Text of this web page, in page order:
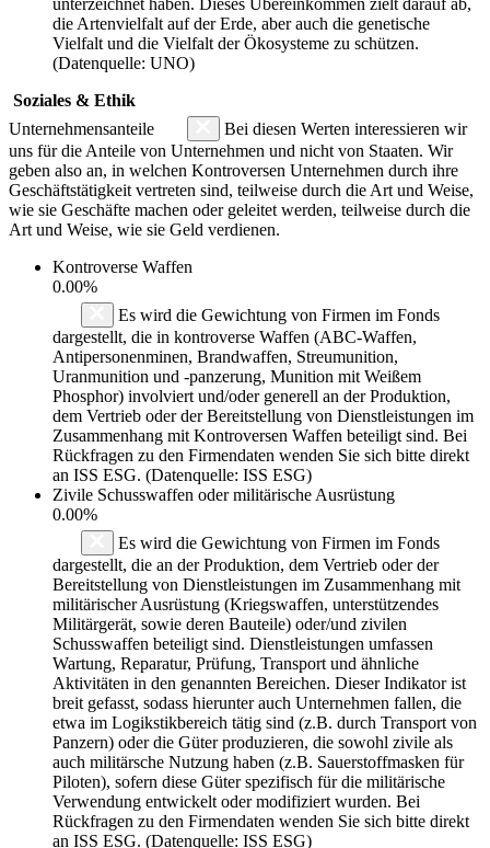
die Artenvielfalt auf der Erde, aber auch die genetische
Vielfalt und die Vielfalt der Ökosysteme zu schützen.
(Datenquelle: UNO)
Soziales & Ethik
Unternehmensanteile
Bei diesen Werten interessieren wir
uns für die Anteile von Unternehmen und nicht von Staaten. Wir
geben also an, in welchen Kontroversen Unternehmen durch ihre
Geschäftstätigkeit vertreten sind, teilweise durch die Art und Weise,
wie sie Geschäfte machen oder geleitet werden, teilweise durch die
Art und Weise, wie sie Geld verdienen.
Kontroverse Waffen
0.00%
Es wird die Gewichtung von Firmen im Fonds
dargestellt, die in kontroverse Waffen (ABC-Waffen,
Antipersonenminen, Brandwaffen, Streumunition,
Uranmunition und -panzerung, Munition mit Weißem
Phosphor) involviert und/oder generell an der Produktion,
dem Vertrieb oder der Bereitstellung von Dienstleistungen im
Zusammenhang mit Kontroversen Waffen beteiligt sind. Bei
Rückfragen zu den Firmendaten wenden Sie sich bitte direkt
an ISS ESG. (Datenquelle: ISS ESG)
Zivile Schusswaffen oder militärische Ausrüstung
0.00%
Es wird die Gewichtung von Firmen im Fonds
dargestellt, die an der Produktion, dem Vertrieb oder der
Bereitstellung von Dienstleistungen im Zusammenhang mit
militärischer Ausrüstung (Kriegswaffen, unterstützendes
Militärgerät, sowie deren Bauteile) oder/und zivilen
Schusswaffen beteiligt sind. Dienstleistungen umfassen
Wartung, Reparatur, Prüfung, Transport und ähnliche
Aktivitäten in den genannten Bereichen. Dieser Indikator ist
breit gefasst, sodass hierunter auch Unternehmen fallen, die
etwa im Logikstikbereich tätig sind (z.B. durch Transport von
Panzern) oder die Güter produzieren, die sowohl zivile als
auch militärsche Nutzung haben (z.B. Sauerstoffmasken für
Piloten), sofern diese Güter spezifisch für die militärische
Verwendung entwickelt oder modifiziert wurden. Bei
Rückfragen zu den Firmendaten wenden Sie sich bitte direkt
an ISS ESG. (Datenquelle: ISS ESG)